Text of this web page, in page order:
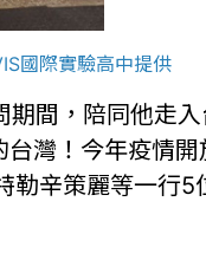
國際實驗高中提供
間，陪同他走
灣！今年疫情
勒辛策麗等一行5